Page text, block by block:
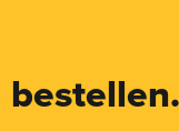
bestellen.